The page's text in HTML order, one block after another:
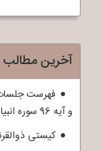
آخرین مطالب
و آیه 96 سوره انبیاء)
کیستی ذوالقرنین - جلسه 1